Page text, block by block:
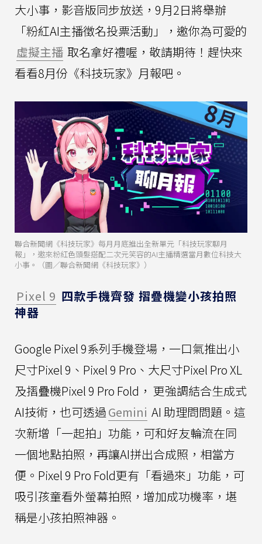
大小事，影音版同步放送，9月2日將舉辦
「粉紅AI主播徵名投票活動」，邀你為可愛的
虛擬主播 取名拿好禮喔，敬請期待！趕快來
看看8月份《科技玩家》月報吧。
聯合新聞網《科技玩家》每月月底推出全新單元「科技玩家聊月
報」，邀來粉紅色頭髮搭配二次元笑容的AI主播精選當月數位科技大
小事。（圖／聯合新聞網《科技玩家》）
Pixel 9 四款手機齊發 摺疊機變小孩拍照
神器
Google Pixel 9系列手機登場，一口氣推出小
尺寸Pixel 9、Pixel 9 Pro、大尺寸Pixel Pro XL
及摺疊機Pixel 9 Pro Fold， 更強調結合生成式
AI技術，也可透過Gemini AI 助理問問題。這
次新增「一起拍」功能，可和好友輪流在同
一個地點拍照，再讓AI拼出合成照，相當方
便。Pixel 9 Pro Fold更有「看過來」功能，可
吸引孩童看外螢幕拍照，增加成功機率，堪
稱是小孩拍照神器。